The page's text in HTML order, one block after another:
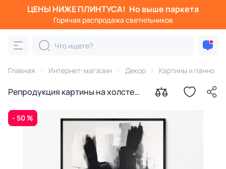
ЦЕНЫ НИЖЕ ПЛИНТУСА! Но выше паркета
Горячая распродажа светильников
Главная Интернет-магазин Декор Картины и панно
Репродукция картины на холсте
- 50 %